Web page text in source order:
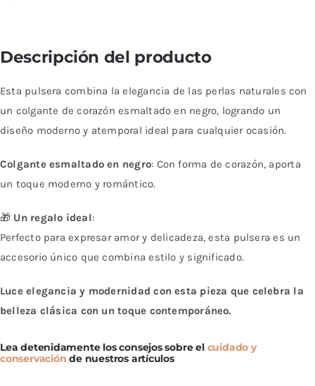
Descripción del producto
Esta pulsera combina la elegancia de las perlas naturales con
un colgante de corazón esmaltado en negro, logrando un
diseño moderno y atemporal ideal para cualquier ocasión.
Colgante esmaltado en negro: Con forma de corazón, aporta
un toque moderno y romántico.
🎁 Un regalo ideal:
Perfecto para expresar amor y delicadeza, esta pulsera es un
accesorio único que combina estilo y significado.
Luce elegancia y modernidad con esta pieza que celebra la
belleza clásica con un toque contemporáneo.
Lea detenidamente los consejos sobre el cuidado y
conservación de nuestros artículos